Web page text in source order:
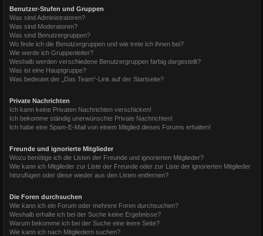
Benutzer-Stufen und Gruppen
Was sind Administratoren?
Was sind Moderatoren?
Was sind Benutzergruppen?
Wo finde ich die Benutzergruppen und wie trete ich ihnen bei?
Wie werde ich Gruppenleiter?
Weshalb werden verschiedene Benutzergruppen farbig dargestellt?
Was ist eine Hauptgruppe?
Was bedeutet der „Das Team“-Link auf der Startseite?
Private Nachrichten
Ich kann keine Privaten Nachrichten verschicken!
Ich bekomme ständig unerwünschte Private Nachrichten!
Ich habe eine Spam-E-Mail von einem Mitglied dieses Forums erhalten!
Freunde und ignorierte Mitglieder
Wozu benötige ich die Listen der Freunde und ignorierten Mitglieder?
Wie kann ich Mitglieder zur Liste der Freunde oder zur Liste der ignorierten Mitglieder
hinzufügen oder diese wieder aus den Listen entfernen?
Die Foren durchsuchen
Wie kann ich ein Forum oder mehrere Foren durchsuchen?
Weshalb erhalte ich bei der Suche keine Ergebnisse?
Warum bekomme ich bei der Suche eine leere Seite?
Wie kann ich nach Mitgliedern suchen?